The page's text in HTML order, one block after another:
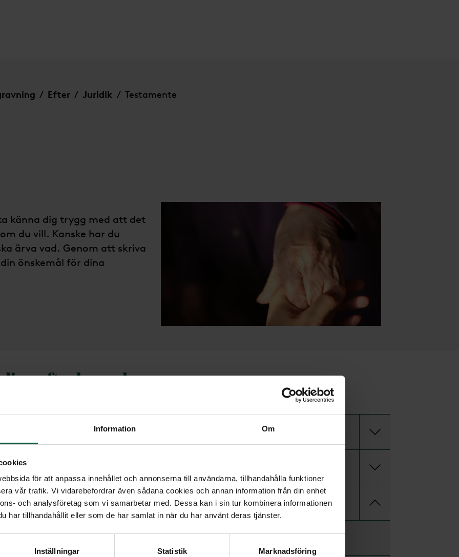
Information Om
för att anpassa innehållet och annonserna till användarna, tillhandahålla funktioner
vår trafik. Vi vidarebefordrar även sådana cookies och annan information från din enhet
och analysföretag som vi samarbetar med. Dessa kan i sin tur kombinera informationen
har tillhandahållit eller som de har samlat in när du har använt deras tjänster.
Inställningar Statistik Marknadsföring
/ Efter / Juridik / Testamente
känna dig trygg med att det
du vill. Kanske har du
ärva vad. Genom att skriva
önskemål för dina
efterlevande
skriva testamente eftersom det
kvar. Men efteråt brukar det
rätt när den dagen kommer.
dina anhöriga. För dem känns
och kraft åt att tänka på
testamente?
ditt testamente. Först och
Ordna begravning
Innan
Efter
Minnesstund